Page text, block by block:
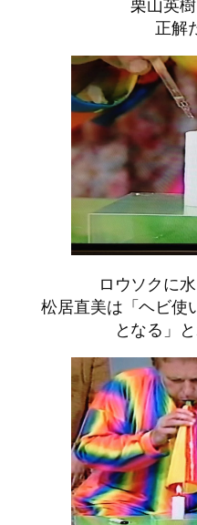
正解
ロウソクに
松居直美は「ヘビ使
となる」